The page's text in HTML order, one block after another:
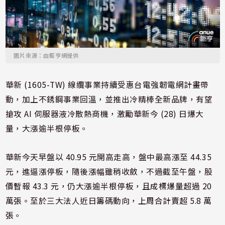
圖片來源：由鉅亨網提供
華新 (1605-TW) 線纜事業持續受惠台電強韌電網計畫帶
動，加上不銹鋼事業回溫，並推出冷精棒全新品牌，有望
搶攻 AI 伺服器液冷散熱商機，激勵華新今 (28) 日爆大
量，大漲逾半根停板。
華新今天早盤以 40.95 元開高走高，盤中最高漲至 44.35
元，進逼漲停板，隨後漲幅雖稍收斂，不過截至午盤，股
價暫報 43.3 元，仍大漲逾半根停板，且成標爆量超過 20
萬張。至於三大法人近日籌碼動向，上周合計賣超 5.8 萬
張。